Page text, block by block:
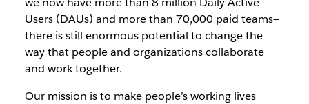
Users (DAUs) and more than 70,000 paid teams—
there is still enormous potential to change the
way that people and organizations collaborate
and work together.
Our mission is to make people’s working lives